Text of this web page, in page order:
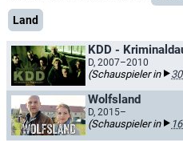
Land
KDD -
D, 2007–2010
(Schauspieler in
Wolfsland
D, 2015–
(Schauspieler in